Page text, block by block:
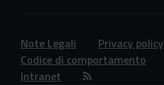
Note Legali Privacy policy
Codice di comportamento
Intranet